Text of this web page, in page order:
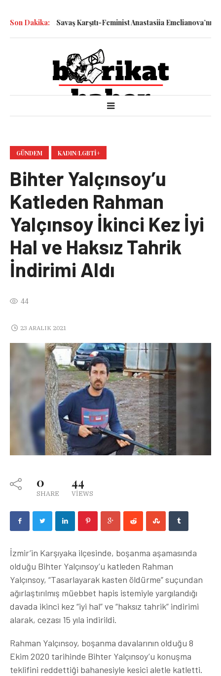
Son Dakika:
Katledilen Savaş Karşıtı-Feminist Anastasiia Emelianova’nın
GÜNDEM KADIN/LGBTİ+
Bihter Yalçınsoy’u
Katleden Rahman
Yalçınsoy İkinci Kez İyi
Hal ve Haksız Tahrik
İndirimi Aldı
44
23 ARALIK 2021
0
SHARE
44
VIEWS
İzmir’in Karşıyaka ilçesinde, boşanma aşamasında
olduğu Bihter Yalçınsoy’u katleden Rahman
Yalçınsoy, “Tasarlayarak kasten öldürme” suçundan
ağırlaştırılmış müebbet hapis istemiyle yargılandığı
davada ikinci kez “iyi hal” ve “haksız tahrik” indirimi
alarak, cezası 15 yıla indirildi.
Rahman Yalçınsoy, boşanma davalarının olduğu 8
Ekim 2020 tarihinde Bihter Yalçınsoy’u konuşma
teklifini reddettiği bahanesiyle kesici aletle katletti.